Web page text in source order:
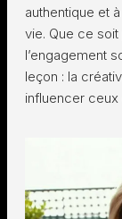
authentique et
vie. Que ce soit
l’engagement
leçon : la
influencer ceux